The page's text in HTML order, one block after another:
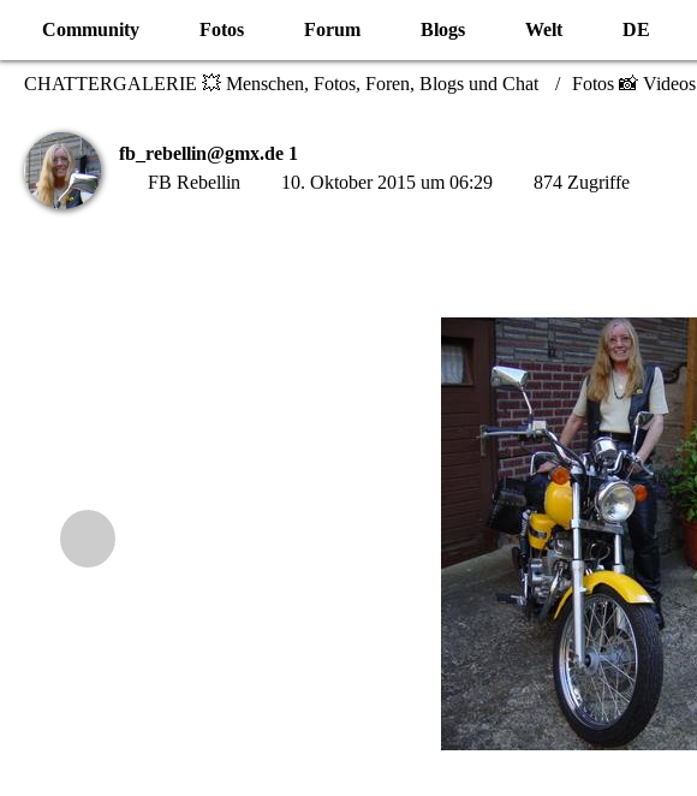
Community Fotos Forum Blogs Welt DE
CHATTERGALERIE 💥 Menschen, Fotos, Foren, Blogs und Chat Fotos 📸 Videos
fb_rebellin@gmx.de 1
FB Rebellin
10. Oktober 2015 um 06:29 874 Zugriffe